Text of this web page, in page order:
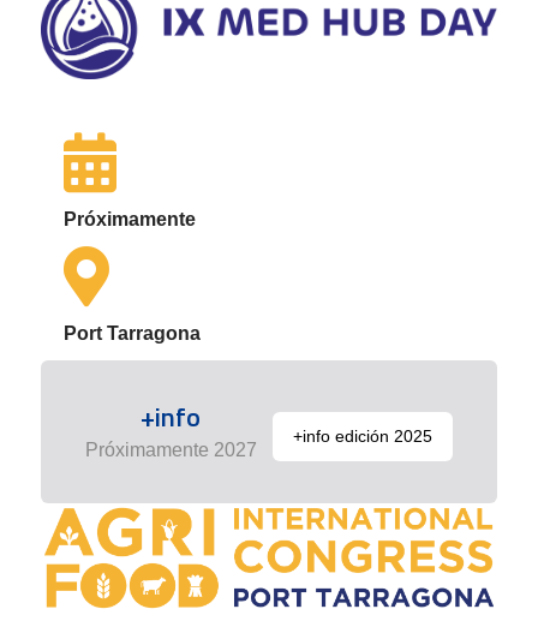
Próximamente
Port Tarragona
+info
Próximamente 2027
+info edición 2025